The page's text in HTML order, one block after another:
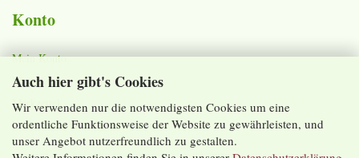
Auch hier gibt's Cookies
Wir verwenden nur die notwendigsten Cookies um eine
ordentliche Funktionsweise der Website zu gewährleisten, und
unser Angebot nutzerfreundlich zu gestalten.
Konto
Mein Konto
Warenkorb
Merkzettel
Lieferzeiten und Versandkosten